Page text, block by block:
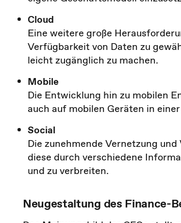
Cloud
Eine weitere große
Verfügbarkeit von Daten zu
leicht zugänglich zu machen.
Mobile
Die Entwicklung hin zu mobilen
auch auf mobilen Geräten in
Social
Die zunehmende Vernetzung
diese durch verschiedene
und zu verbreiten.
Neugestaltung des Finance-